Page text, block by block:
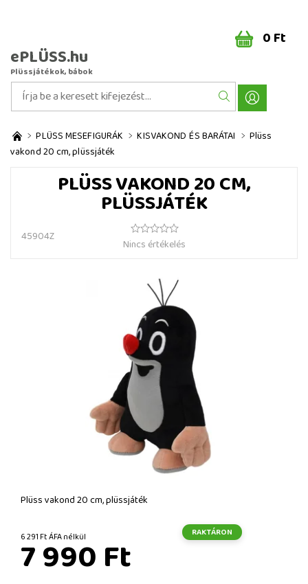
ePLÜSS.hu
Plüssjátékok, bábok
0 Ft
PLÜSS MESEFIGURÁK KISVAKOND ÉS BARÁTAI
Plüss
vakond 20 cm, plüssjáték
PLÜSS VAKOND 20 CM,
PLÜSSJÁTÉK
45904Z
Nincs értékelés
Plüss vakond 20 cm, plüssjáték
6 291 Ft ÁFA nélkül RAKTÁRON
7 990 Ft